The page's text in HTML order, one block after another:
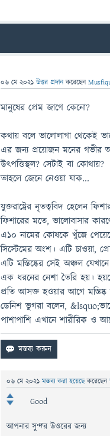
06 মে 2021 উত্তর প্রদান করেছেন
মানুষের প্রেম জাগে কেনো?
কথায় বলে ভালোলাগা থেকেই
এর জন্য প্রয়োজন মনের
উৎপত্তিস্থল? সেটাই বা কোথায়?
তাহলে জেনে নেওয়া যাক...
যুক্তরাষ্ট্রের নৃতত্ববিদ হেলেন
ফিশারের মতে, ভালোবাসার
এ১০ নামের কোষকে খুঁজে
সিস্টেমের অংশ। এটি চাওয়া,
এটি মস্তিষ্কের সেই অঞ্চল
এক ধরনের নেশা তৈরি হয়।
প্রতি আসক্ত হওয়ার আগে
ডেনিশ ভুগরা বলেন,
পাশাপাশি এখানে শারীরিক ও
06 মে 2021 মন্তব্য করা হয়েছেকরেছেন
Good
আপনার সুন্দর উওরের জন্য